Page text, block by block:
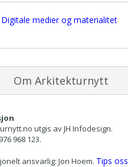
Digitale medier og materialitet
Om Arkitekturnytt
utgis av JH Infodesign.
968 123.
ansvarlig: Jon Hoem. Tips oss